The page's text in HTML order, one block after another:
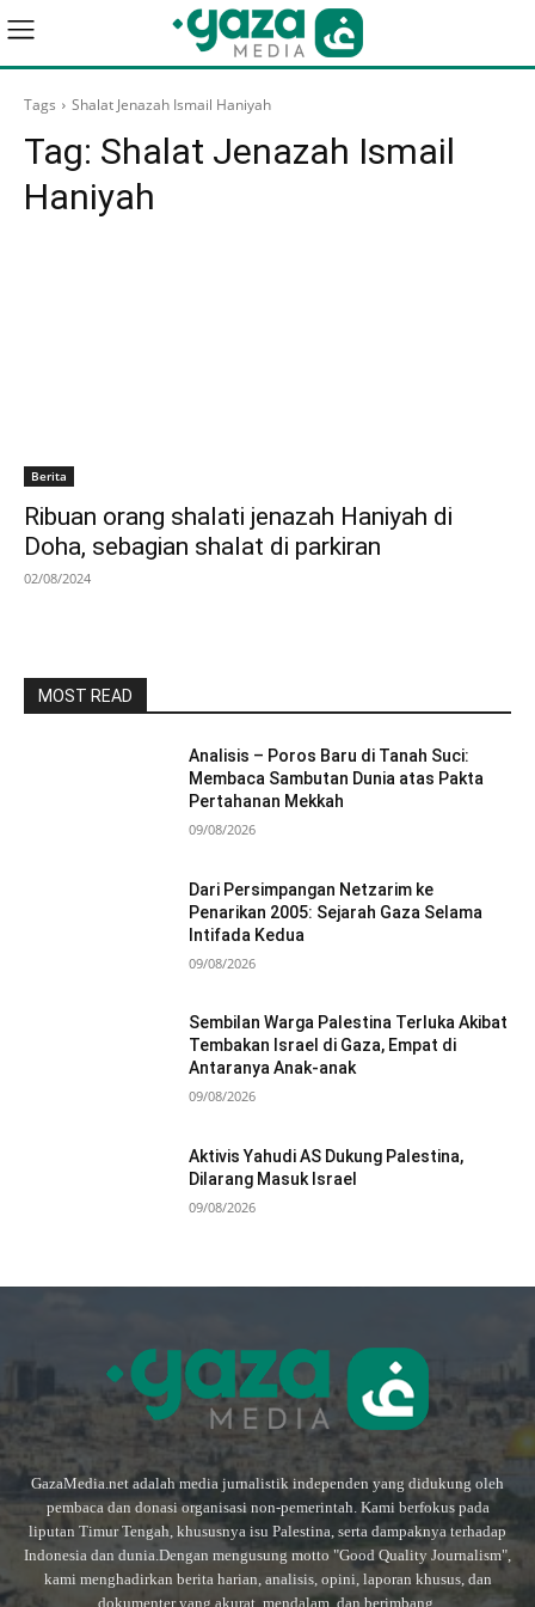
Tags Shalat Jenazah Ismail Haniyah
Tag: Shalat Jenazah Ismail
Haniyah
Berita
Ribuan orang shalati jenazah Haniyah di
Doha, sebagian shalat di parkiran
02/08/2024
MOST READ
Analisis – Poros Baru di Tanah Suci:
Membaca Sambutan Dunia atas Pakta
Pertahanan Mekkah
09/08/2026
Dari Persimpangan Netzarim ke
Penarikan 2005: Sejarah Gaza Selama
Intifada Kedua
09/08/2026
Sembilan Warga Palestina Terluka Akibat
Tembakan Israel di Gaza, Empat di
Antaranya Anak-anak
09/08/2026
Aktivis Yahudi AS Dukung Palestina,
Dilarang Masuk Israel
09/08/2026
GazaMedia.net adalah media jurnalistik independen yang didukung oleh
pembaca dan donasi organisasi non-pemerintah. Kami berfokus pada
liputan Timur Tengah, khususnya isu Palestina, serta dampaknya terhadap
Indonesia dan dunia.Dengan mengusung motto "Good Quality Journalism",
kami menghadirkan berita harian, analisis, opini, laporan khusus, dan
dokumenter yang akurat, mendalam, dan berimbang.